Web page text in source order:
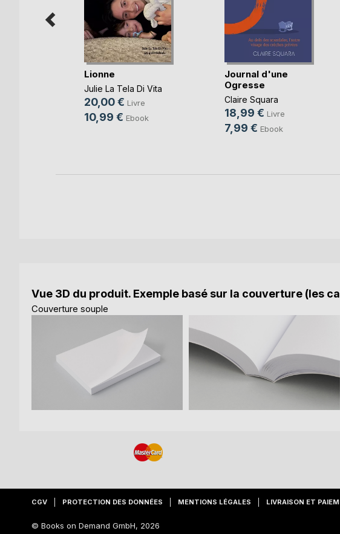
Lionne
Julie La Tela Di Vita
20,00 € Livre
10,99 € Ebook
Journal d'une
Ogresse
Claire Squara
18,99 € Livre
7,99 € Ebook
Vue 3D du produit. Exemple basé sur la couverture (les
Couverture souple
CGV PROTECTION DES DONNÉES MENTIONS LÉGALES LIVRAISON ET
© Books on Demand GmbH, 2026